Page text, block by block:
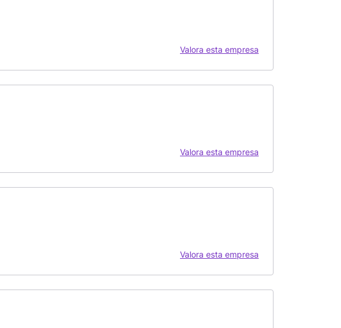
Valora esta empresa
Valora esta empresa
Valora esta empresa